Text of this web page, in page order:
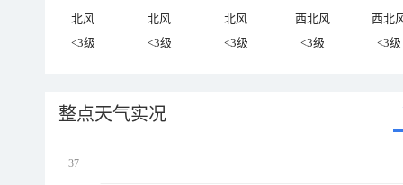
北风 北风 北风 西北风
西北
<3级
<3级 <3级 <3级 <3级
整点天气实况
37